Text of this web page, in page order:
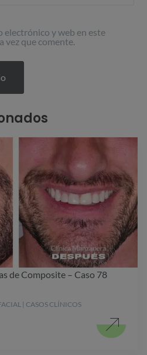
electrónico y web en este
vez que comente.
de Composite – Caso 78
| CASOS CLÍNICOS